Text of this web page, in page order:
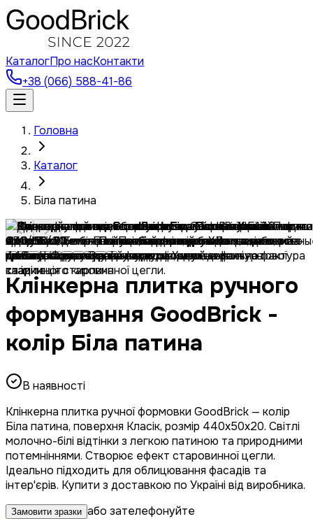
КаталогПро насКонтакти
+38 (066) 588-41-86
Головна
Каталог
Біла патина
Клінкерна плитка ручного
формування GoodBrick -
колір Біла патина
В наявності
Клінкерна плитка ручної формовки GoodBrick — колір
Біла патина, поверхня Класік, розмір 440x50x20. Світлі
молочно-білі відтінки з легкою патиною та природними
потемніннями. Створює ефект старовинної цегли.
Ідеально підходить для облицювання фасадів та
інтер'єрів. Купити з доставкою по Україні від виробника.
Замовити зразки або зателефонуйте